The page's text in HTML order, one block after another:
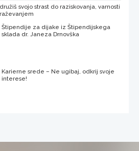
svojo strast do raziskovanja, varnosti
Štipendije za dijake iz Štipendijskega
sklada dr. Janeza Drnovška
Karierne srede – Ne ugibaj, odkrij svoje
interese!